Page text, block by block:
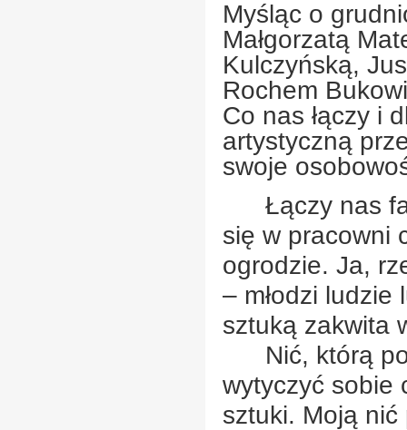
Myśląc o
Małgorzatą
Kulczyńską,
Rochem
Co nas łączy i
artystyczną
swoje
Łączy nas
się w pracowni
ogrodzie. Ja,
– młodzi
sztuką zakwita
Nić, którą
wytyczyć sobie
sztuki. Moją